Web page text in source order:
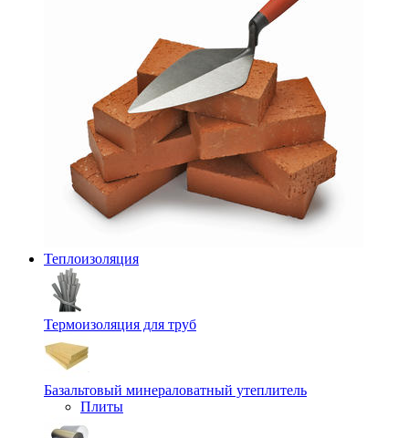
Теплоизоляция
Термоизоляция для труб
Базальтовый минераловатный утеплитель
Плиты